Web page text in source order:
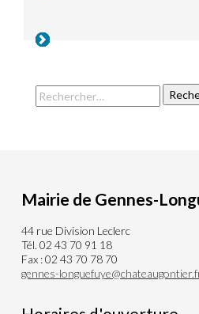
Mairie de Gennes-
44 rue Division Leclerc
Tél. 02 43 70 91 18
Fax : 02 43 70 78 70
gennes-